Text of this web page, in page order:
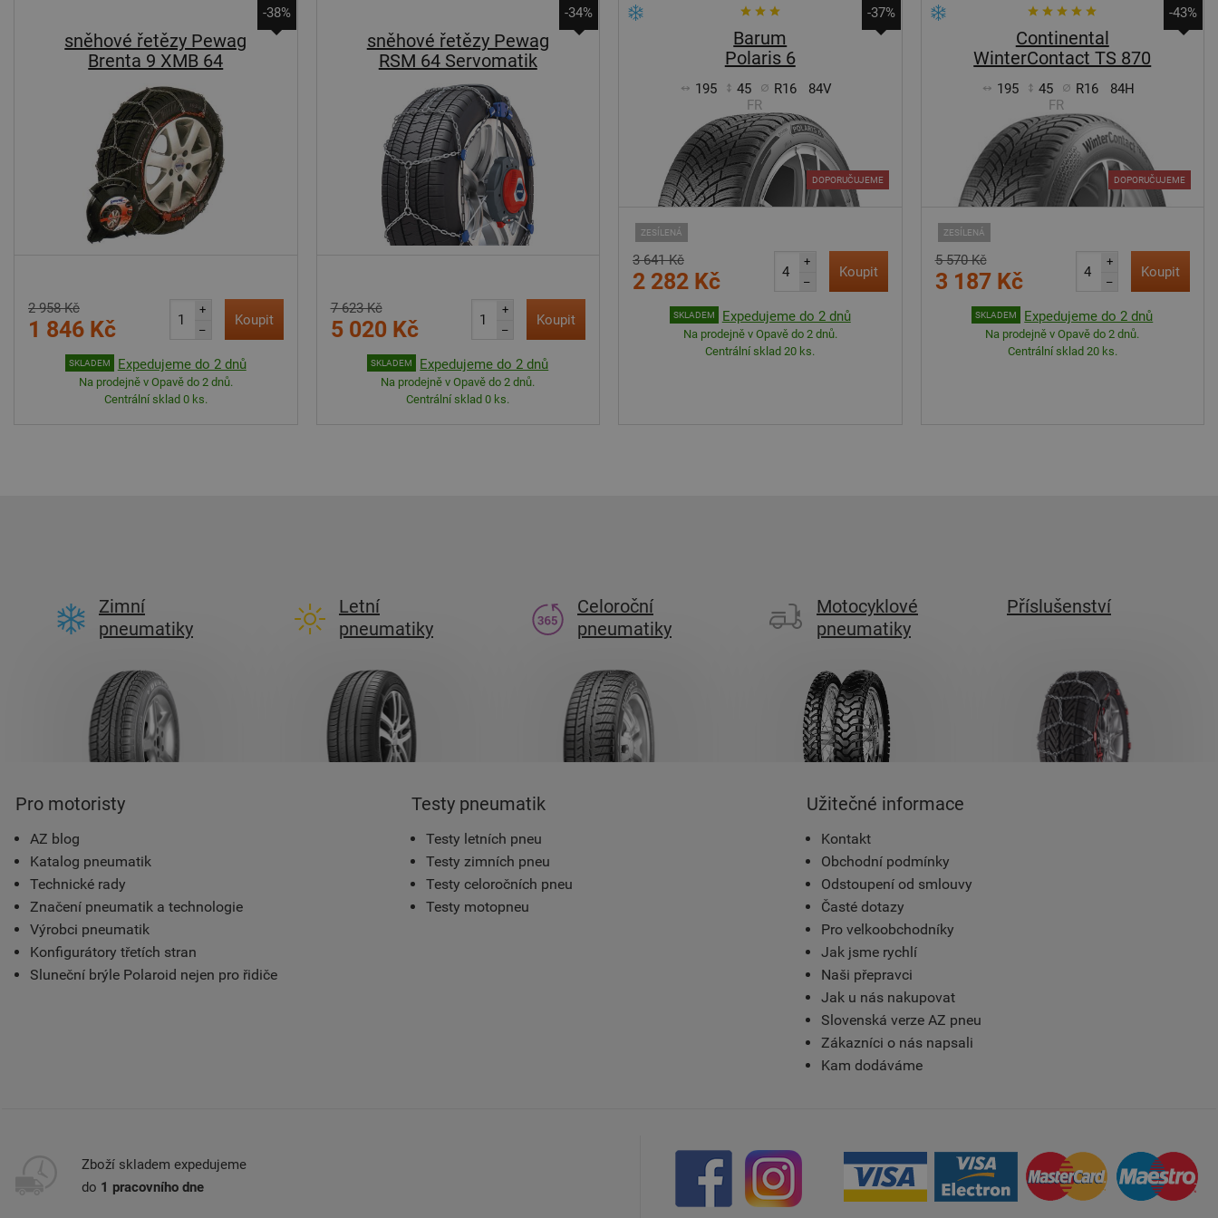
-38%
sněhové řetězy Pewag
Brenta 9 XMB 64
2 958 Kč
1 846 Kč
+
–
Koupit
SKLADEM Expedujeme do 2 dnů
Na prodejně v Opavě do 2 dnů.
Centrální sklad 0 ks.
-34%
sněhové řetězy Pewag
RSM 64 Servomatik
7 623 Kč
5 020 Kč
+
–
Koupit
SKLADEM Expedujeme do 2 dnů
Na prodejně v Opavě do 2 dnů.
Centrální sklad 0 ks.
-37%
Barum
Polaris 6
195 45 R16
84V
FR
ZESÍLENÁ
DOPORUČUJEME
3 641 Kč
2 282 Kč
+
–
Koupit
SKLADEM Expedujeme do 2 dnů
Na prodejně v Opavě do 2 dnů.
Centrální sklad 20 ks.
-43%
Continental
WinterContact TS 870
195 45 R16
84H
FR
ZESÍLENÁ
DOPORUČUJEME
5 570 Kč
3 187 Kč
+
–
Koupit
SKLADEM Expedujeme do 2 dnů
Na prodejně v Opavě do 2 dnů.
Centrální sklad 20 ks.
Zimní
pneumatiky
Letní
pneumatiky
Celoroční
pneumatiky
Motocyklové
pneumatiky
Příslušenství
Pro motoristy
AZ blog
Katalog pneumatik
Technické rady
Značení pneumatik a technologie
Výrobci pneumatik
Konfigurátory třetích stran
Sluneční brýle Polaroid nejen pro řidiče
Testy pneumatik
Testy letních pneu
Testy zimních pneu
Testy celoročních pneu
Testy motopneu
Užitečné informace
Kontakt
Obchodní podmínky
Odstoupení od smlouvy
Časté dotazy
Pro velkoobchodníky
Jak jsme rychlí
Naši přepravci
Jak u nás nakupovat
Slovenská verze AZ pneu
Zákazníci o nás napsali
Kam dodáváme
Zboží skladem expedujeme
do 1 pracovního dne